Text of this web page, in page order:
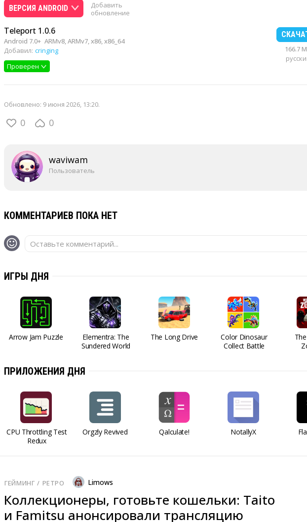
ВЕРСИЯ ANDROID
Добавить
обновление
Teleport 1.0.6
Android 7.0+ ARMv8, ARMv7, x86, x86_64
Добавил: cringing
Проверен
166.7
Обновлено: 9 июня 2026, 13:20.
0 0
waviwam
Пользователь
КОММЕНТАРИЕВ ПОКА НЕТ
Оставьте комментарий...
ИГРЫ ДНЯ
Arrow Jam Puzzle
Elementra: The
Sundered World
The Long Drive
Color Dinosaur
Collect Battle
ПРИЛОЖЕНИЯ ДНЯ
CPU Throttling Test
Redux
Orgzly Revived Qalculate! NotallyX
ГЕЙМИНГ / РЕТРО Limows
Коллекционеры, готовьте кошельки: Taito
и Famitsu анонсировали трансляцию